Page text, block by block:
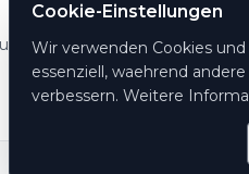
Veranstaltungsorte.
© 2026
Cookie-Einstellungen
Wir verwenden Cookies
essenziell, waehrend
verbessern. Weitere